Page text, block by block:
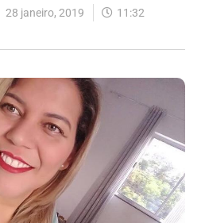
28 janeiro, 2019 11:32